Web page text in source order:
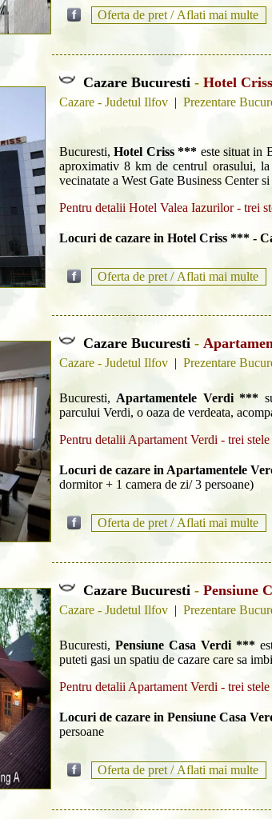
Oferta de pret / Aflati mai multe
Cazare Bucuresti - Hotel
Cazare - Judetul Ilfov | Prezentare
Bucuresti,Hotel Criss *** este situat in
aproximativ 8 km de centrul orasului,
vecinatate a West Gate Business Center
Pentru detalii Hotel Valea Iazurilor - trei
Locuri de cazare in Hotel Criss *** -
Oferta de pret / Aflati mai multe
Cazare Bucuresti -
Cazare - Judetul Ilfov | Prezentare
Bucuresti, Apartamentele Verdi ***
parcului Verdi, o oaza de verdeata,
Pentru detalii Apartament Verdi - trei stele
Locuri de cazare in Apartamentele
dormitor + 1 camera de zi/ 3 persoane)
Oferta de pret / Aflati mai multe
Cazare Bucuresti - Pensiune
Cazare - Judetul Ilfov | Prezentare
Bucuresti, Pensiune Casa Verdi ***
puteti gasi un spatiu de cazare care sa
Pentru detalii Apartament Verdi - trei stele
Locuri de cazare in Pensiune Casa
persoane
Oferta de pret / Aflati mai multe